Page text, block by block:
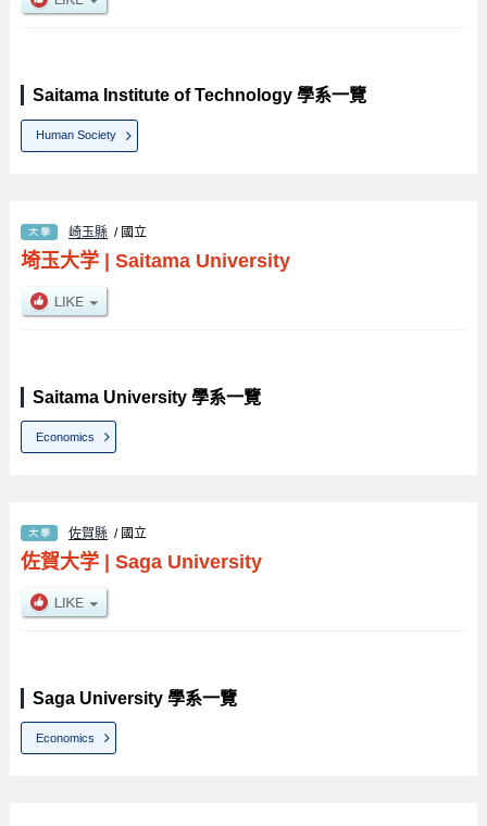
Saitama Institute of Technology 學系一覽
Human Society
崎玉縣 / 國立
埼玉大学| Saitama University
Saitama University 學系一覽
Economics
佐賀縣 / 國立
佐賀大学| Saga University
Saga University 學系一覽
Economics